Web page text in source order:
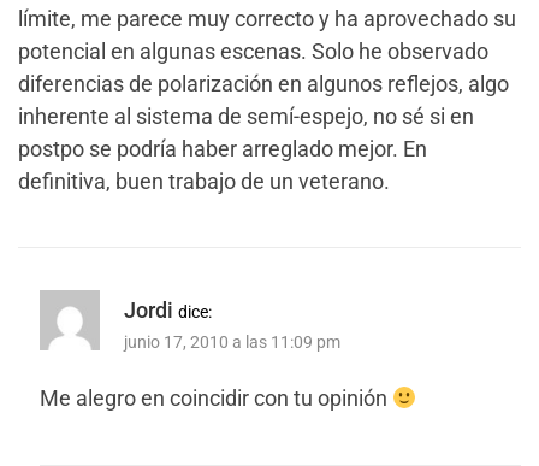
límite, me parece muy correcto y ha aprovechado su
potencial en algunas escenas. Solo he observado
diferencias de polarización en algunos reflejos, algo
inherente al sistema de semí-espejo, no sé si en
postpo se podría haber arreglado mejor. En
definitiva, buen trabajo de un veterano.
Jordi dice:
junio 17, 2010 a las 11:09 pm
Me alegro en coincidir con tu opinión